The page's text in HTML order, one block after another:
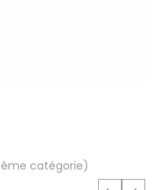
catégorie)